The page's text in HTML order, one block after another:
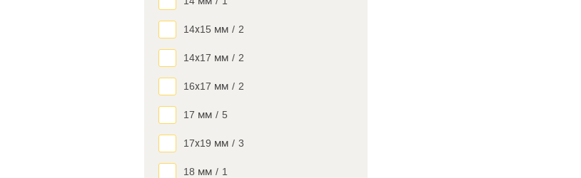
14х15 мм / 2
14х17 мм / 2
16х17 мм / 2
17 мм / 5
17х19 мм / 3
18 мм / 1